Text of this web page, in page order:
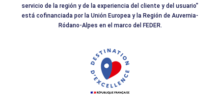
servicio de la región y de la experiencia del cliente y del usuario"
está cofinanciada por la Unión Europea y la Región de Auvernia-
Ródano-Alpes en el marco del FEDER.